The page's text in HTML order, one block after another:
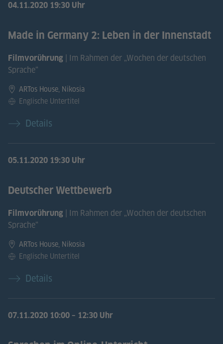
04.11.2020 19:30 Uhr
Made in Germany 2: Leben in der Innenstadt
Filmvorührung | Im Rahmen der „Wochen der deutschen
Sprache“
ARTos House, Nikosia
Englische Untertitel
Details
05.11.2020 19:30 Uhr
Deutscher Wettbewerb
Filmvorührung | Im Rahmen der „Wochen der deutschen
Sprache“
ARTos House, Nikosia
Englische Untertitel
Details
07.11.2020 10:00 – 12:30 Uhr